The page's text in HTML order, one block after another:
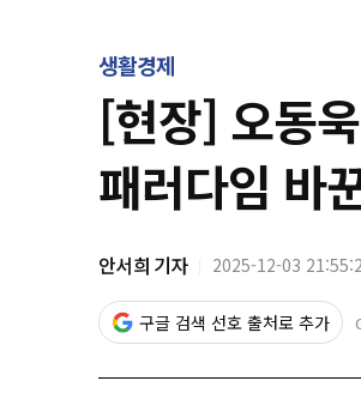
생활경제
[현장] 오동
패러다임 바
안서희 기자 2025-12-03
구글 검색 선호 출처로 추가